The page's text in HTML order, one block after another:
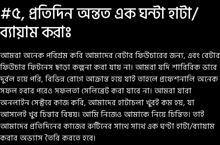
#৫, প্রতিদিন অন্তত এক ঘন্টা হাটা/
ব্যায়াম করাঃ
আমরা অনেক পরিশ্রম করি আমাদের বেটার ফিউচারের জন্য, এবং বেটার
ফিউচার ফিটনেস ছাড়া কল্পনা করা যায় না। আমরা যদি শারিরিক ভাবে
দুর্বল হয়ে পরি, বিভিন্ন রোগে আক্রান্ত হয়ে যাই তাহলে প্রফেশনালি অনেক
সফল হবার পরেও সফলতা সেলিব্রেট করা যাবে না। আমরা যারা
অনলাইন সেক্টরে কাজ করি, আমাদের হাটাচলা খুবই কম হয়, যা
আসলেই খুব চিন্তার বিষয়। আমি নিজেও আমাকে নিয়ে চিন্তিত। তাই
আমাদের প্রতিদিনের কাজের রুটিনের সাথে সাথে এক ঘণ্টা হাটা/ব্যায়াম
করার অভ্যাস তৈরি করতে হবে।